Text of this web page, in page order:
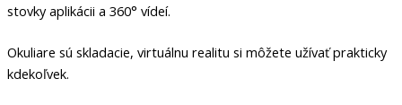
stovky aplikácii a 360° vídeí.
Okuliare sú skladacie, virtuálnu realitu si môžete užívať prakticky
kdekoľvek.